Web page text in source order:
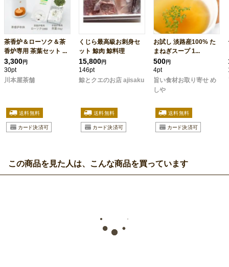
茶香炉＆ローソク＆茶
香炉専用 茶葉セット ...
3,300円
30pt
川本屋茶舗
くじら最高級お刺身セ
ット 鯨肉 鯨料理
15,800円
146pt
鯨とクエのお店 ajisaku
お試し 淡路産100% た
まねぎスープ 1...
500円
4pt
旨い食材お取り寄せ め
しや
この商品を見た人は、こんな商品を買っています